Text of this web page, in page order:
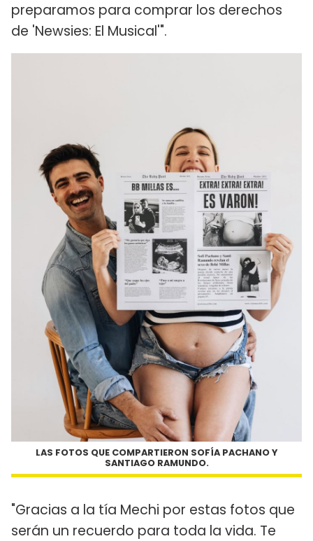
preparamos para comprar los derechos
de 'Newsies: El Musical'".
LAS FOTOS QUE COMPARTIERON SOFÍA PACHANO Y
SANTIAGO RAMUNDO.
"Gracias a la tía Mechi por estas fotos que
serán un recuerdo para toda la vida. Te